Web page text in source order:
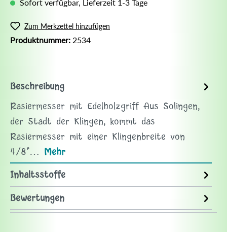
Sofort verfügbar, Lieferzeit 1-3 Tage
Zum Merkzettel hinzufügen
Produktnummer: 2534
Beschreibung
Rasiermesser mit Edelholzgriff Aus Solingen,
der Stadt der Klingen, kommt das
Rasiermesser mit einer Klingenbreite von
4/8"… Mehr
Inhaltsstoffe
Bewertungen